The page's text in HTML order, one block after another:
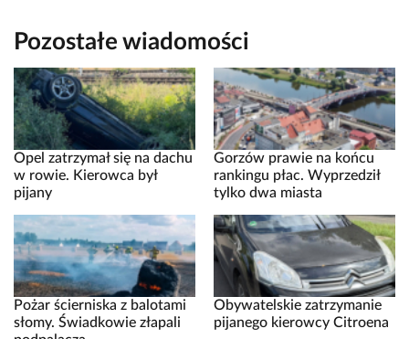
Pozostałe wiadomości
Opel zatrzymał się na dachu
w rowie. Kierowca był
pijany
Gorzów prawie na końcu
rankingu płac. Wyprzedził
tylko dwa miasta
Pożar ścierniska z balotami
słomy. Świadkowie złapali
Obywatelskie zatrzymanie
pijanego kierowcy Citroena